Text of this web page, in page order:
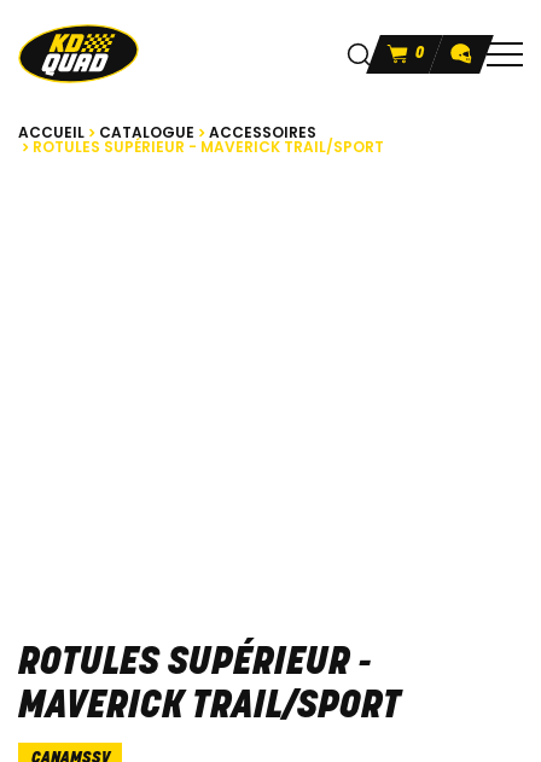
0
ACCUEIL CATALOGUE ACCESSOIRES
ROTULES SUPÉRIEUR - MAVERICK TRAIL/SPORT
ROTULES SUPÉRIEUR -
MAVERICK TRAIL/SPORT